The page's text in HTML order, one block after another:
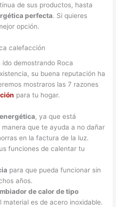
de sus productos, hasta
perfecta. Si quieres
opción.
calefacción
demostrando Roca
su buena reputación ha
mostraros las 7 razones
para tu hogar.
, ya que está
que te ayuda a no dañar
en la factura de la luz.
funciones de calentar tu
para que pueda funcionar sin
años.
de calor de tipo
material es de acero inoxidable.